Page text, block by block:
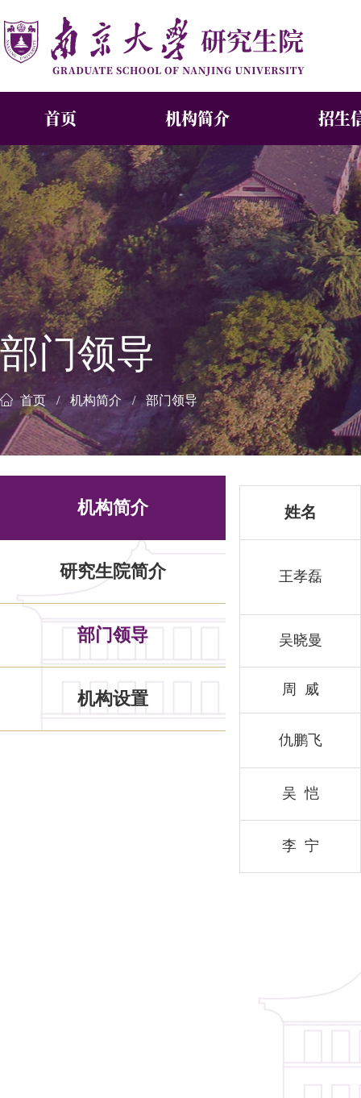
首页 机构简介 招生
部门领导
首页 机构简介 部门领导
机构简介
研究生院简介
部门领导
机构设置
姓名
王孝磊
吴晓曼
周 威
仇鹏飞
吴 恺
李 宁